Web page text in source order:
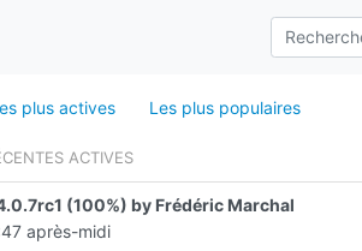
plus actives Les plus populaires
ACTIVES
(100%) by Frédéric Marchal
après-midi